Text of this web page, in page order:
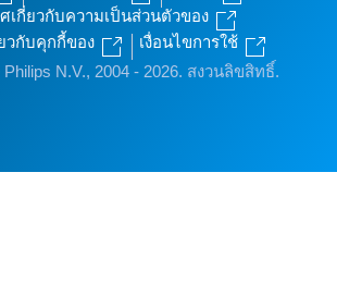
เกี่ยวกับความเป็นส่วนตัวของ
วกับคุกกี้ของ
เงื่อนไขการใช้
N.V., 2004 - 2026. สงวนลิขสิทธิ์.